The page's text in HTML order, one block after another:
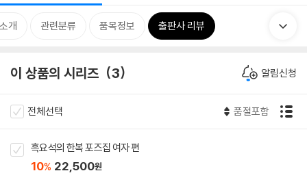
개 관련분류 품목정보 출판사 리뷰
이 상품의 시리즈 3 알림신청
전체선택 품절포함
흑요석의 한복 포즈집 여자 편
10% 22,500원